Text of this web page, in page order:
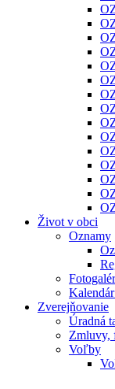
Život v obci
Oznamy
Zverejňovanie
Úradná
Zmluvy,
Voľby